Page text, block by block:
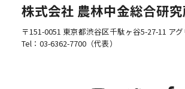
株式会社 農林中金総合研
〒151-0051 東京都渋谷区千駄ヶ谷5-27-11 ア
Tel： 03-6362-7700（代表）